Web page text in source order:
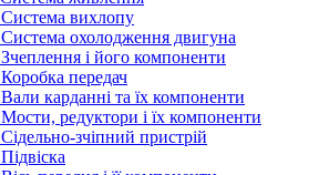
вихлопу
охолодження двигуна
і його компоненти
передач
карданні та їх компоненти
редуктори і їх компоненти
зчіпний пристрій